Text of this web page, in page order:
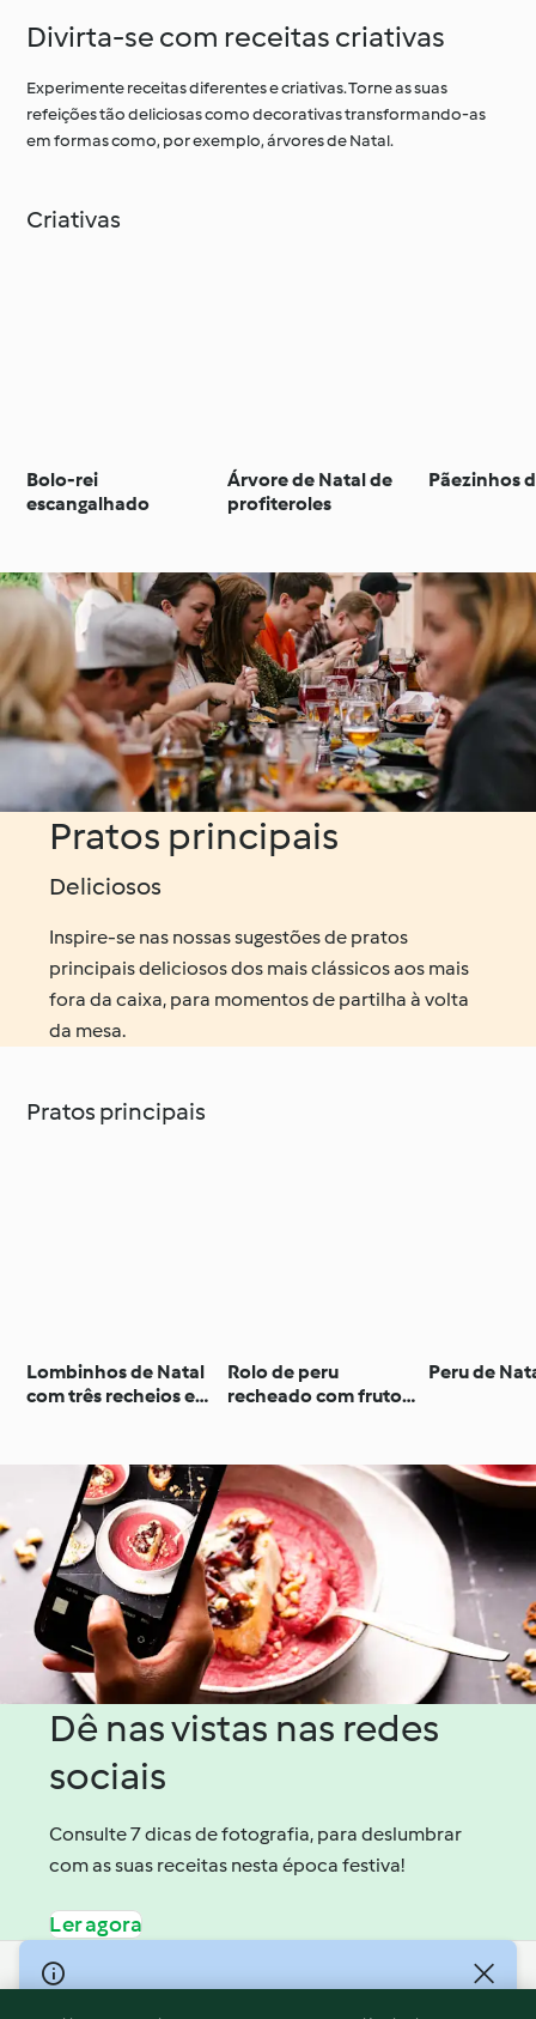
Divirta-se com receitas criativas
Experimente receitas diferentes e criativas. Torne as suas
refeições tão deliciosas como decorativas transformando-as
em formas como, por exemplo, árvores de Natal.
Criativas
Bolo-rei
escangalhado
Árvore de Natal de
profiteroles
Pãezinhos
Pratos principais
Deliciosos
Inspire-se nas nossas sugestões de pratos
principais deliciosos dos mais clássicos aos mais
fora da caixa, para momentos de partilha à volta
da mesa.
Pratos principais
Lombinhos de Natal
com três recheios em
Rolo de peru
recheado com frutos
Peru de
Dê nas vistas nas redes
sociais
Consulte 7 dicas de fotografia, para deslumbrar
com as suas receitas nesta época festiva!
Ler agora
© Copyright 2026